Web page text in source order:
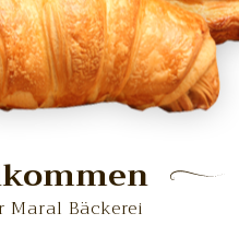
Maral Bäckerei